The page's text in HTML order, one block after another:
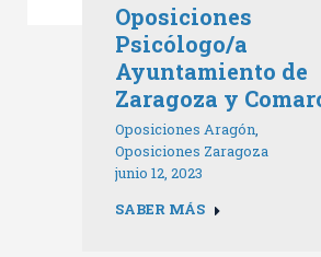
Oposiciones
Psicólogo/a
Ayuntamiento de
Zaragoza y
Oposiciones Aragón,
Oposiciones Zaragoza
junio 12, 2023
SABER MÁS